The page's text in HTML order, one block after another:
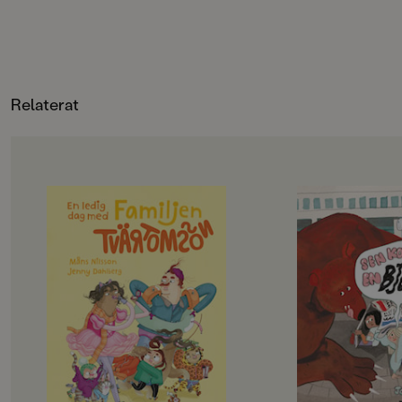
Relaterat
OM BOKEN
Det här är familjen Tvärtomsson -
en helt vanlig familj som har
kalsongerna utanpå byxorna,
precis som alla andra. Det är helg
och då ska familjen hitta på något
riktigt roligt, bestämmer barnen.
Det blir storstädning! NEEEEJ,
skriker föräldrarna, de vill gå till
badhuset och dinosauriemuseum!
Okej, suckar barnen, men först
måste föräldrarna få på sig skor och
OM BOKEN
Jempa och jag är
typ. Hennes
Hawaii, och så har
häftiga saker.
lasersvärd och en
Men det passar
alla häftiga saker.
– Det går inte nu,
städat, säger
på landet.
Jempa är också